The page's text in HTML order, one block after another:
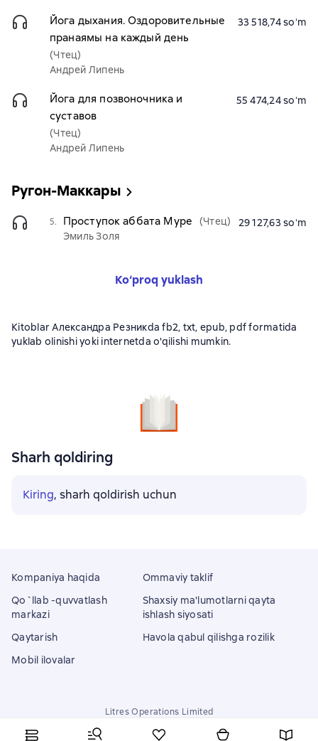
Йога дыхания. Оздоровительные
пранаямы на каждый день
(Чтец)
Андрей Липень
33 518,74 soʻm
Йога для позвоночника и
суставов
(Чтец)
Андрей Липень
55 474,24 soʻm
Ругон-Маккары
5. Проступок аббата Муре
(Чтец)
Эмиль Золя
29 127,63 soʻm
Ko‘proq yuklash
Kitoblar Александра Резникda fb2, txt, epub, pdf formatida
yuklab olinishi yoki internetda o'qilishi mumkin.
Sharh qoldiring
Kiring, sharh qoldirish uchun
Kompaniya haqida
Qo`llab -quvvatlash
markazi
Qaytarish
Mobil ilovalar
Ommaviy taklif
Shaxsiy ma'lumotlarni qayta
ishlash siyosati
Havola qabul qilishga rozilik
Litres Operations Limited